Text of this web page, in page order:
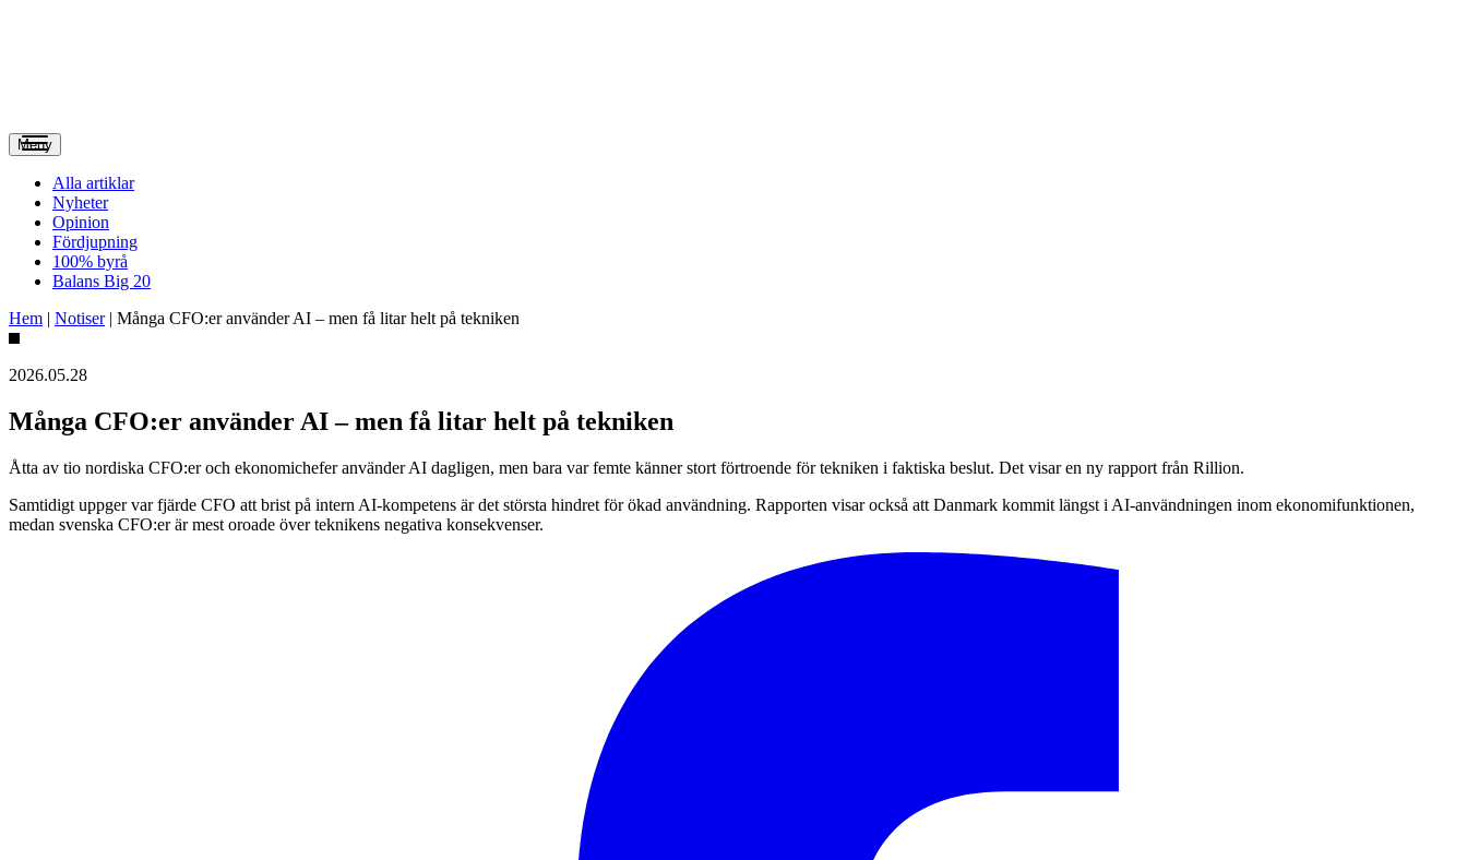
Meny
Alla artiklar
Nyheter
Opinion
Fördjupning
100% byrå
Balans Big 20
Hem | Notiser| Många CFO:er använder AI – men få litar helt på tekniken
2026.05.28
Många CFO:er använder AI – men få litar helt på tekniken
Åtta av tio nordiska CFO:er och ekonomichefer använder AI dagligen, men bara var femte känner stort förtroende för tekniken i faktiska beslut. Det visar en ny rapport från Rillion.
Samtidigt uppger var fjärde CFO att brist på intern AI-kompetens är det största hindret för ökad användning. Rapporten visar också att Danmark kommit längst i AI-användningen inom ekonomifunktionen,
medan svenska CFO:er är mest oroade över teknikens negativa konsekvenser.